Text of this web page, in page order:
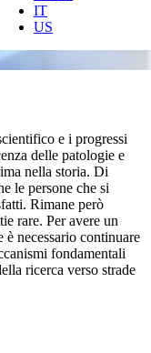
IT
US
e i progressi
delle patologie e
nella storia. Di
le persone che si
Rimane però
rare. Per avere un
necessario continuare
fondamentali
ricerca verso strade